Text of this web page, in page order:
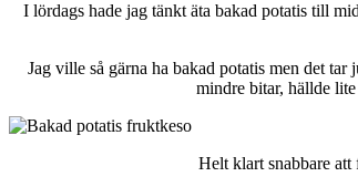
I lördags hade jag tänkt äta bakad potatis till
Jag ville så gärna ha bakad potatis men det
mindre bitar, hällde
Helt klart snabbare